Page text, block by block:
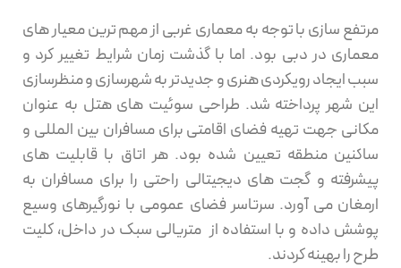
مرتفع سازی با توجه به معماری غربی از مهم ترین معیار های
معماری در دبی بود. اما با گذشت زمان شرایط تغییر کرد و
سبب ایجاد رویکردی هنری و جدیدتر به شهرسازی و منظرسازی
این شهر پرداخته شد. طراحی سوئیت های هتل به عنوان
مکانی جهت تهیه فضای اقامتی برای مسافران بین المللی و
ساکنین منطقه تعیین شده بود. هر اتاق با قابلیت های
پیشرفته و گجت های دیجیتالی راحتی را برای مسافران به
ارمغان می آورد. سرتاسر فضای عمومی با نورگیرهای وسیع
پوشش داده و با استفاده از متریالی سبک در داخل، کلیت
طرح را بهینه کردند.